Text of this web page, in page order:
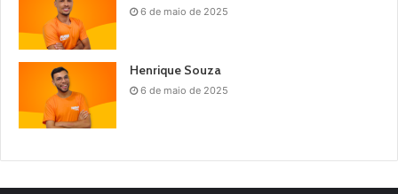
6 de maio de 2025
Henrique Souza
6 de maio de 2025